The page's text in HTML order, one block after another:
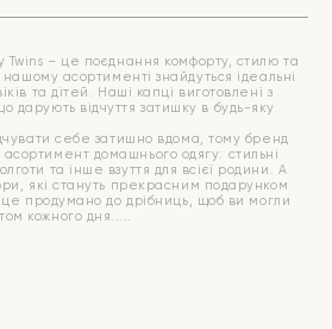
Twins – це поєднання комфорту, стилю та
нашому асортименті знайдуться ідеальні
та дітей. Наші капці виготовлені з
дарують відчуття затишку в будь-яку
себе затишно вдома, тому бренд
домашнього одягу: стильні
та інше взуття для всієї родини. А
які стануть прекрасним подарунком
це продумано до дрібниць, щоб ви могли
кожного дня.